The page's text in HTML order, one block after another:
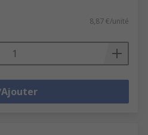
8,87 €/unité
Ajouter